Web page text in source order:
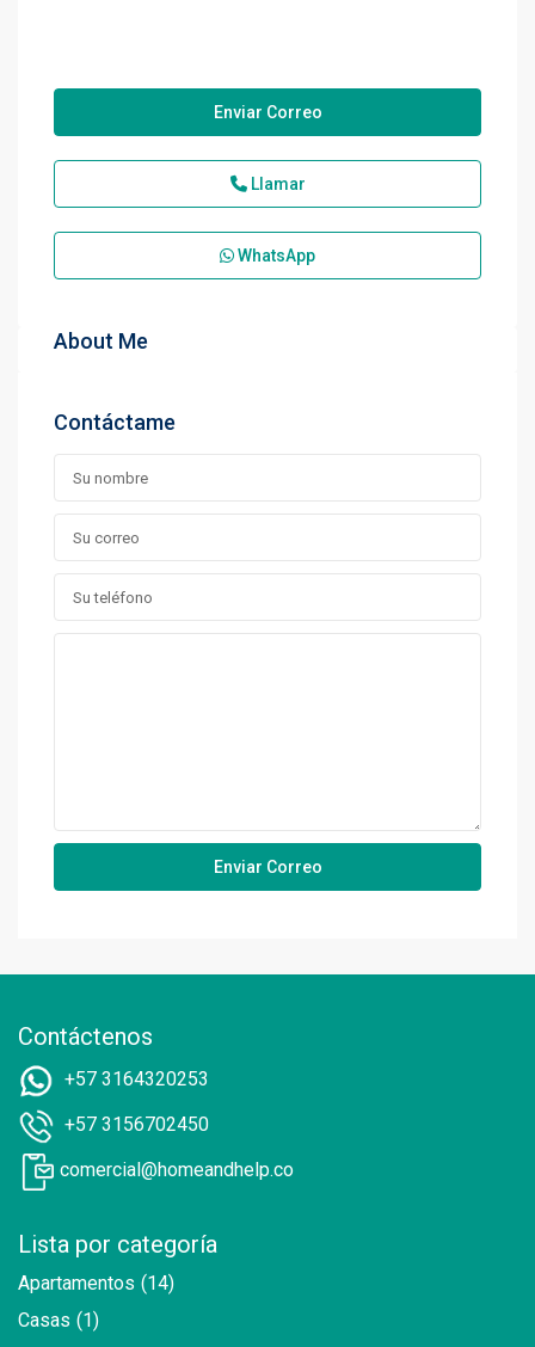
Enviar Correo
Llamar
WhatsApp
About Me
Contáctame
Contáctenos
+57 3164320253
+57 3156702450
comercial@homeandhelp.co
Lista por categoría
Apartamentos (14)
Casas (1)